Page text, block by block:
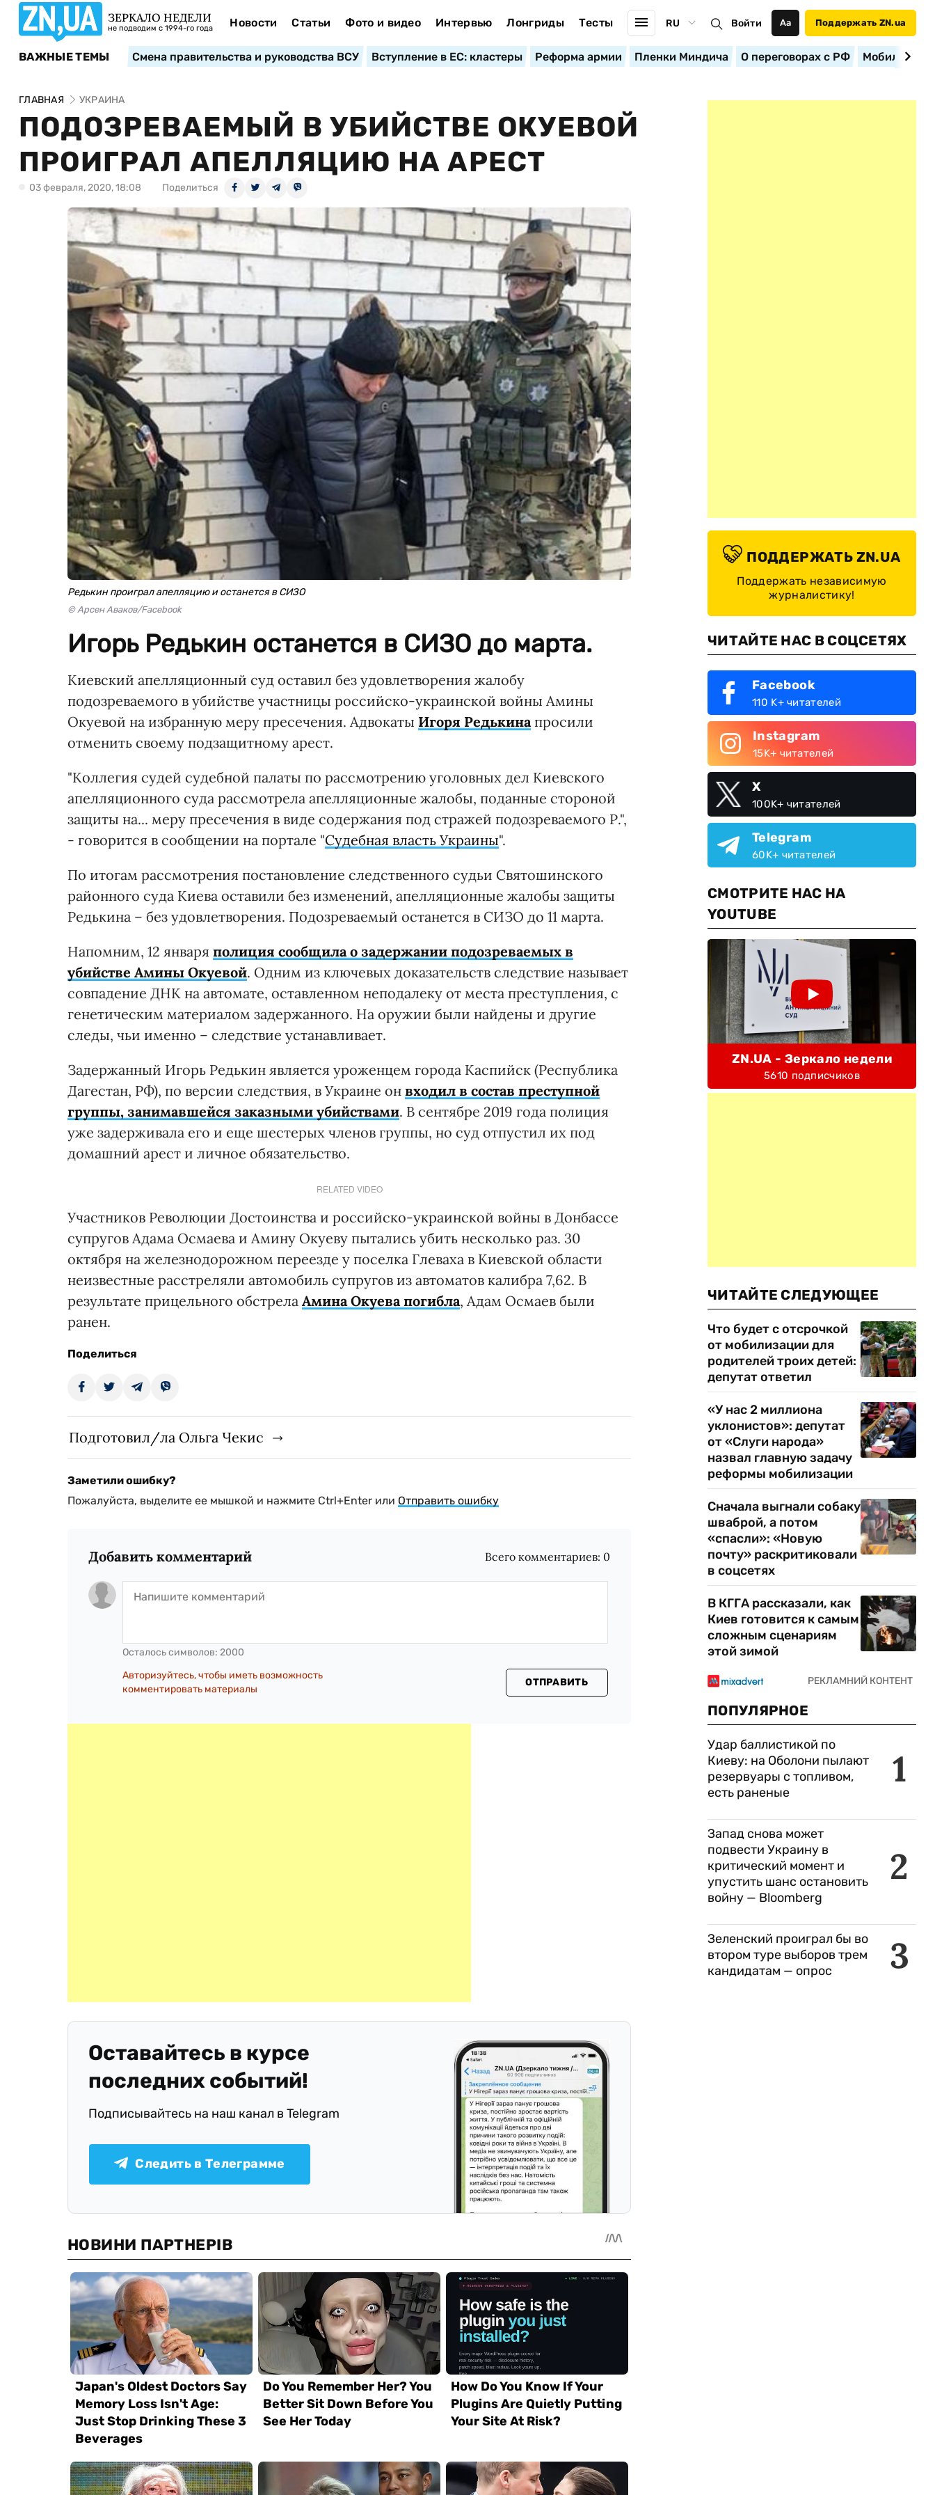
ЗЕРКАЛО НЕДЕЛИ
не подводим с 1994-го года Новости Статьи Фото и видео Интервью Лонгриды Тесты RU Войти Аа Поддержать ZN.ua
ВАЖНЫЕ ТЕМЫ Смена правительства и руководства ВСУ Вступление в ЕС: кластеры Реформа армии Пленки Миндича О переговорах с РФ
ГЛАВНАЯ УКРАИНА
ПОДОЗРЕВАЕМЫЙ В УБИЙСТВЕ ОКУЕВОЙ
ПРОИГРАЛ АПЕЛЛЯЦИЮ НА АРЕСТ
03 февраля, 2020, 18:08 Поделиться
Редькин проиграл апелляцию и останется в СИЗО
© Арсен Аваков/Facebook
Игорь Редькин останется в СИЗО до марта.
Киевский апелляционный суд оставил без удовлетворения жалобу
подозреваемого в убийстве участницы российско-украинской войны Амины
Окуевой на избранную меру пресечения. Адвокаты Игоря Редькина просили
отменить своему подзащитному арест.
"Коллегия судей судебной палаты по рассмотрению уголовных дел Киевского
апелляционного суда рассмотрела апелляционные жалобы, поданные стороной
защиты на... меру пресечения в виде содержания под стражей подозреваемого Р.",
- говорится в сообщении на портале "Судебная власть Украины".
По итогам рассмотрения постановление следственного судьи Святошинского
районного суда Киева оставили без изменений, апелляционные жалобы защиты
Редькина – без удовлетворения. Подозреваемый останется в СИЗО до 11 марта.
Напомним, 12 января полиция сообщила о задержании подозреваемых в
убийстве Амины Окуевой. Одним из ключевых доказательств следствие называет
совпадение ДНК на автомате, оставленном неподалеку от места преступления, с
генетическим материалом задержанного. На оружии были найдены и другие
следы, чьи именно – следствие устанавливает.
Задержанный Игорь Редькин является уроженцем города Каспийск (Республика
Дагестан, РФ), по версии следствия, в Украине он входил в состав преступной
группы, занимавшейся заказными убийствами. В сентябре 2019 года полиция
уже задерживала его и еще шестерых членов группы, но суд отпустил их под
домашний арест и личное обязательство.
RELATED VIDEO
Участников Революции Достоинства и российско-украинской войны в Донбассе
супругов Адама Осмаева и Амину Окуеву пытались убить несколько раз. 30
октября на железнодорожном переезде у поселка Глеваха в Киевской области
неизвестные расстреляли автомобиль супругов из автоматов калибра 7,62. В
результате прицельного обстрела Амина Окуева погибла, Адам Осмаев были
ранен.
Поделиться
Подготовил/ла Ольга Чекис
Заметили ошибку?
Пожалуйста, выделите ее мышкой и нажмите Ctrl+Enter или Отправить ошибку
Добавить комментарий Всего комментариев: 0
Осталось символов: 2000
Авторизуйтесь, чтобы иметь возможность
комментировать материалы
ОТПРАВИТЬ
Оставайтесь в курсе
последних событий!
Подписывайтесь на наш канал в Telegram
Следить в Телеграмме
ПОДДЕРЖАТЬ ZN.UA
Поддержать независимую
журналистику!
ЧИТАЙТЕ НАС В СОЦСЕТЯХ
Facebook
110 K+ читателей
Instagram
15K+ читателей
X
100K+ читателей
Telegram
60K+ читателей
СМОТРИТЕ НАС НА
YOUTUBE
ZN.UA - Зеркало недели
5610 подписчиков
ЧИТАЙТЕ СЛЕДУЮЩЕЕ
Что будет с отсрочкой
от мобилизации для
родителей троих детей:
депутат ответил
«У нас 2 миллиона
уклонистов»: депутат
от «Слуги народа»
назвал главную задачу
реформы мобилизации
Сначала выгнали собаку
шваброй, а потом
«спасли»: «Новую
почту» раскритиковали
в соцсетях
В КГГА рассказали, как
Киев готовится к самым
сложным сценариям
этой зимой
ПОПУЛЯРНОЕ
1
Удар баллистикой по
Киеву: на Оболони пылают
резервуары с топливом,
есть раненые
2
Запад снова может
подвести Украину в
критический момент и
упустить шанс остановить
войну — Bloomberg
3
Зеленский проиграл бы во
втором туре выборов трем
кандидатам — опрос